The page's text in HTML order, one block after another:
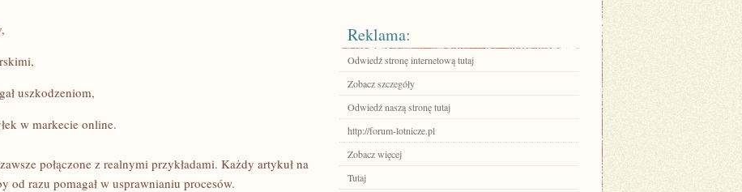
uszkodzeniom,
w markecie online.
połączone z realnymi przykładami. Każdy artykuł na
od razu pomagał w usprawnianiu procesów.
Reklama:
Odwiedź stronę internetową tutaj
Zobacz szczegóły
Odwiedź naszą stronę tutaj
http://forum-lotnicze.pl
Zobacz więcej
Tutaj